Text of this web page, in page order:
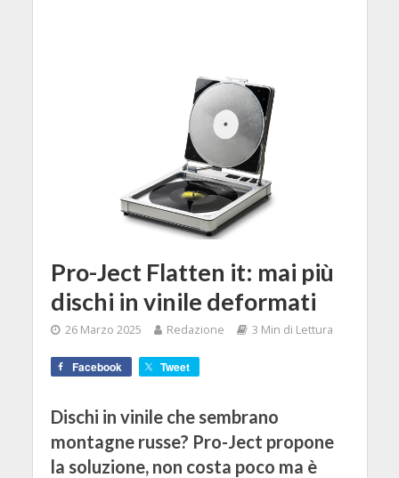
Pro-Ject Flatten it: mai più
dischi in vinile deformati
26 Marzo 2025 Redazione 3 Min di Lettura
Facebook Tweet
Dischi in vinile che sembrano
montagne russe? Pro-Ject propone
la soluzione, non costa poco ma è